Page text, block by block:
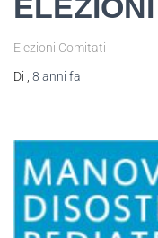
Elezioni Comitati
Di
8 anni fa